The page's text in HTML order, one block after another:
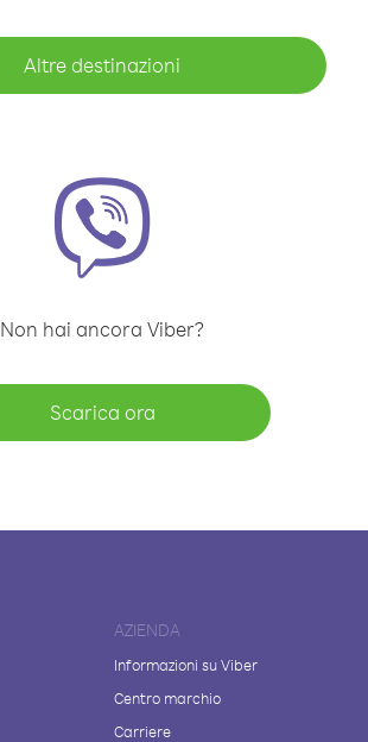
Altre destinazioni
Non hai ancora Viber?
Scarica ora
AZIENDA
Informazioni su Viber
Centro marchio
Carriere